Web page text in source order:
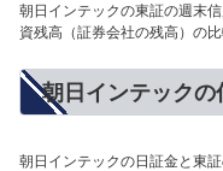
朝日インテックの東証の週末
資残高（証券会社の残高）の比
朝日インテック
朝日インテックの日証金と東